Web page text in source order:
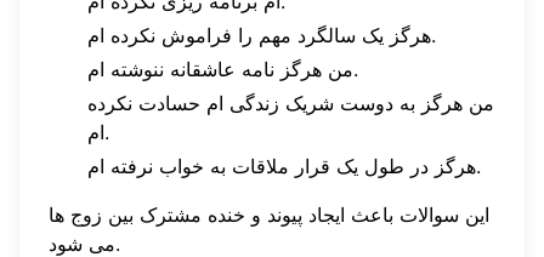
هرگز یک سالگرد مهم را فراموش نکرده ام.
من هرگز نامه عاشقانه ننوشته ام.
من هرگز به دوست شریک زندگی ام حسادت نکرده
ام.
هرگز در طول یک قرار ملاقات به خواب نرفته ام.
این سوالات باعث ایجاد پیوند و خنده مشترک بین زوج ها
می شود.